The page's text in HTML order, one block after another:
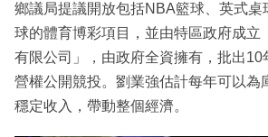
鄉議局提議開放包括NBA籃球、英式桌
球的體育博彩項目，並由特區政府成立
有限公司」，由政府全資擁有，批出10
營權公開競投。劉業強估計每年可以為
穩定收入，帶動整個經濟。